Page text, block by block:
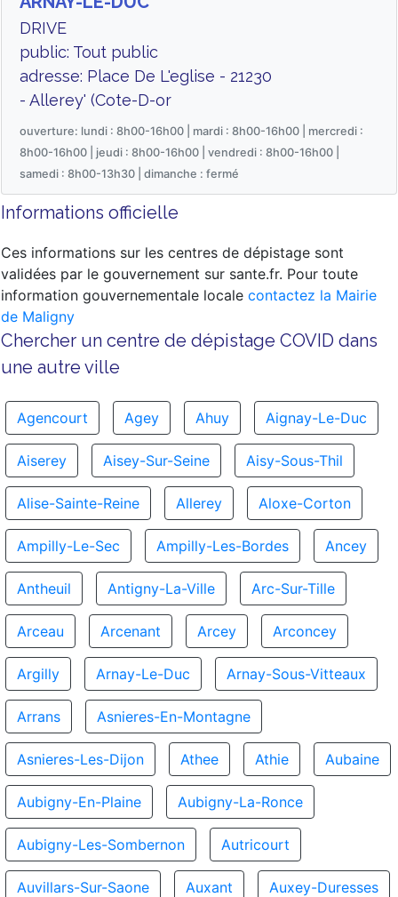
DRIVE
public: Tout public
adresse: Place De L'eglise - 21230
- Allerey' (Cote-D-or
ouverture: lundi : 8h00-16h00 | mardi : 8h00-16h00 | mercredi :
8h00-16h00 | jeudi : 8h00-16h00 | vendredi : 8h00-16h00 |
samedi : 8h00-13h30 | dimanche : fermé
Informations officielle
Ces informations sur les centres de dépistage sont
validées par le gouvernement sur sante.fr. Pour toute
information gouvernementale locale contactez la Mairie
de Maligny
Chercher un centre de dépistage COVID dans
une autre ville
Agencourt Agey Ahuy Aignay-Le-Duc
Aiserey Aisey-Sur-Seine Aisy-Sous-Thil
Alise-Sainte-Reine Allerey Aloxe-Corton
Ampilly-Le-Sec Ampilly-Les-Bordes Ancey
Antheuil Antigny-La-Ville Arc-Sur-Tille
Arceau Arcenant Arcey Arconcey
Argilly Arnay-Le-Duc Arnay-Sous-Vitteaux
Arrans Asnieres-En-Montagne
Asnieres-Les-Dijon Athee Athie Aubaine
Aubigny-En-Plaine Aubigny-La-Ronce
Aubigny-Les-Sombernon Autricourt
Auvillars-Sur-Saone Auxant Auxey-Duresses